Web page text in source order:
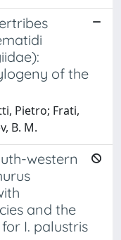
of the
Pietro; Frati,
B. M.
western
and the
I. palustris